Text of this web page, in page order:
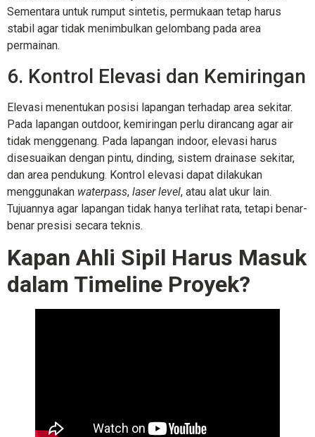
Sementara untuk rumput sintetis, permukaan tetap harus
stabil agar tidak menimbulkan gelombang pada area
permainan.
6. Kontrol Elevasi dan Kemiringan
Elevasi menentukan posisi lapangan terhadap area sekitar.
Pada lapangan outdoor, kemiringan perlu dirancang agar air
tidak menggenang. Pada lapangan indoor, elevasi harus
disesuaikan dengan pintu, dinding, sistem drainase sekitar,
dan area pendukung. Kontrol elevasi dapat dilakukan
menggunakan waterpass, laser level, atau alat ukur lain.
Tujuannya agar lapangan tidak hanya terlihat rata, tetapi benar-
benar presisi secara teknis.
Kapan Ahli Sipil Harus Masuk
dalam Timeline Proyek?